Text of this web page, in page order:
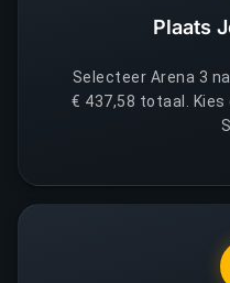
Plaats
Selecteer Arena 3
€ 437,58 totaal.